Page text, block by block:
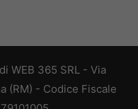
WEB 365 SRL - Via
(RM) - Codice Fiscale